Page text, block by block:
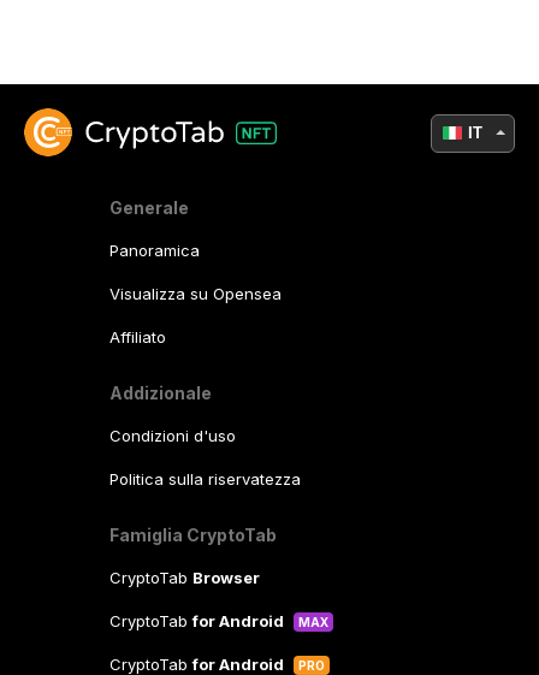
Generale
Panoramica
Visualizza su Opensea
Affiliato
Addizionale
Condizioni d'uso
Politica sulla riservatezza
Famiglia CryptoTab
CryptoTab Browser
CryptoTabfor Android MAX
CryptoTabfor Android PRO
IT